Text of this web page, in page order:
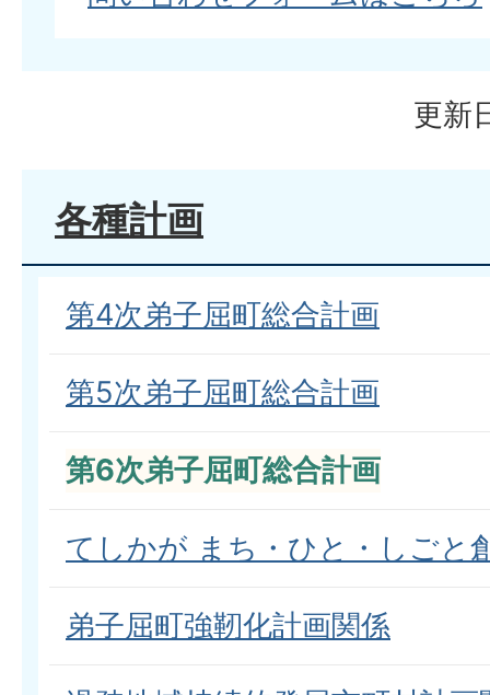
更新
各種計画
第4次弟子屈町総合計画
第5次弟子屈町総合計画
第6次弟子屈町総合計画
てしかが まち・ひと・しごと
弟子屈町強靭化計画関係